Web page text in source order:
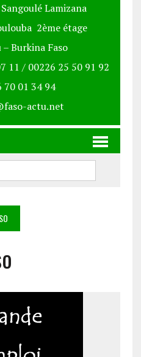
Lamizana
2ème étage
– Burkina Faso
11 / 00226 25 50 91 92
70 01 34 94
actu.net